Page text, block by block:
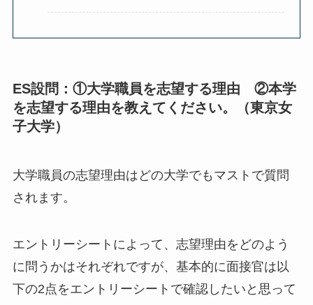
ES設問：①大学職員を志望する理由 ②本学
を志望する理由を教えてください。（東京女
子大学）
大学職員の志望理由はどの大学でもマストで質問
されます。
エントリーシートによって、志望理由をどのよう
に問うかはそれぞれですが、基本的に面接官は以
下の2点をエントリーシートで確認したいと思って